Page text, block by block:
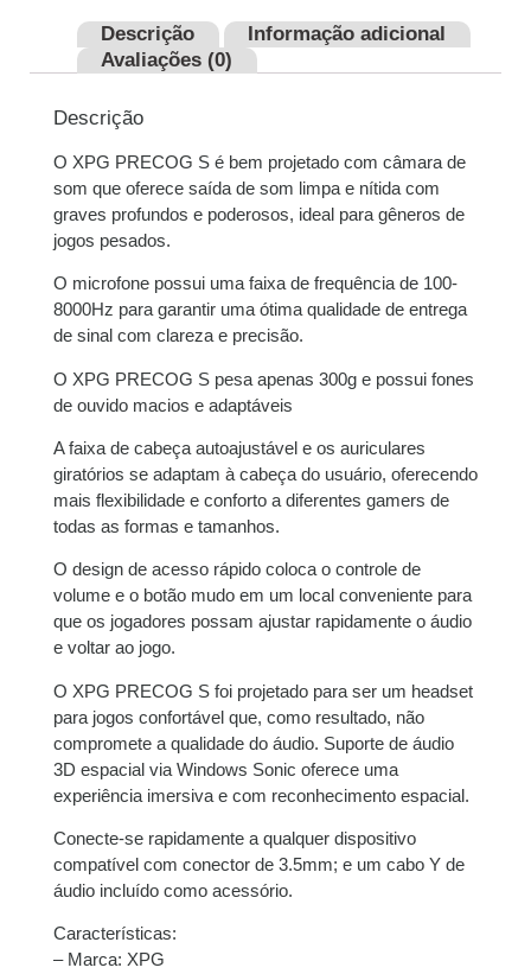
juros
2x deR$99,50sem
R$199,00
3x deR$66,33 sem
juros
R$198,99
Descrição
Informação adicional
Avaliações (0)
Descrição
O XPG PRECOG S é bem projetado com câmara de
som que oferece saída de som limpa e nítida com
graves profundos e poderosos, ideal para gêneros de
jogos pesados.
O microfone possui uma faixa de frequência de 100-
8000Hz para garantir uma ótima qualidade de entrega
de sinal com clareza e precisão.
O XPG PRECOG S pesa apenas 300g e possui fones
de ouvido macios e adaptáveis
A faixa de cabeça autoajustável e os auriculares
giratórios se adaptam à cabeça do usuário, oferecendo
mais flexibilidade e conforto a diferentes gamers de
todas as formas e tamanhos.
O design de acesso rápido coloca o controle de
volume e o botão mudo em um local conveniente para
que os jogadores possam ajustar rapidamente o áudio
e voltar ao jogo.
O XPG PRECOG S foi projetado para ser um headset
para jogos confortável que, como resultado, não
compromete a qualidade do áudio. Suporte de áudio
3D espacial via Windows Sonic oferece uma
experiência imersiva e com reconhecimento espacial.
Conecte-se rapidamente a qualquer dispositivo
compatível com conector de 3.5mm; e um cabo Y de
áudio incluído como acessório.
Características:
– Marca: XPG